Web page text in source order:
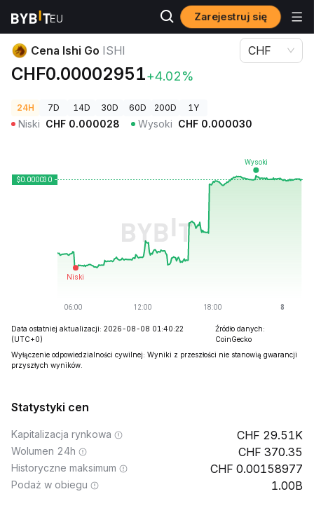
Zarejestruj się
Ceny kryptowalut Cena Ishi Go ISHI
Cena Ishi Go ISHI
CHF0.00002951+4.02%
CHF
24H 7D 14D 30D 60D 200D 1Y
Niski CHF 0.000028 Wysoki CHF 0.000030
Data ostatniej aktualizacji: 2026-08-08 01:40:22
(UTC+0)
Źródło danych:
CoinGecko
Wyłączenie odpowiedzialności cywilnej: Wyniki z przeszłości nie stanowią gwarancji
przyszłych wyników.
Statystyki cen
Kapitalizacja rynkowa 29.51K
Wolumen 24h 370.35
Historyczne maksimum 0.00158977
Podaż w obiegu 1.00B